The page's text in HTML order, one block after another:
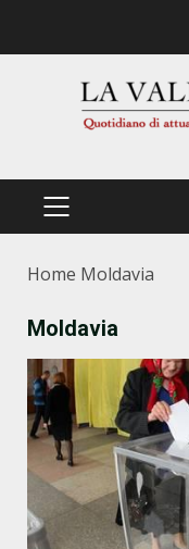
PRIMÄRES
Home Moldavia
Moldavia